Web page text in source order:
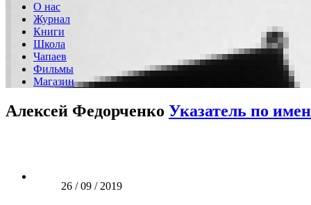
О нас
Журнал
Книги
Школа
Чапаев
Фильмы
Магазин
Алексей Федорченко Указатель по
26 / 09 / 2019